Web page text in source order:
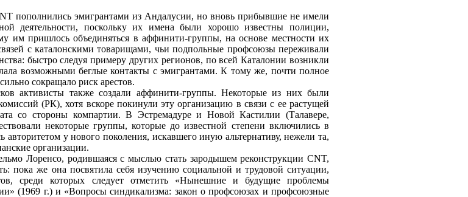
пополнились эмигрантами из Андалусии, но вновь прибывшие не имели
деятельности, поскольку их имена были хорошо известны полиции,
им пришлось объединяться в аффинити-группы, на основе местности их
с каталонскими товарищами, чьи подпольные профсоюзы переживали
быстро следуя примеру других регионов, по всей Каталонии возникли
возможными беглые контакты с эмигрантами. К тому же, почти полное
сокращало риск арестов.
активисты также создали аффинити-группы. Некоторые из них были
(РК), хотя вскоре покинули эту организацию в связи с ее растущей
со стороны компартии. В Эстремадуре и Новой Кастилии (Талавере,
некоторые группы, которые до известной степени включились в
авторитетом у нового поколения, искавшего иную альтернативу, нежели та,
организации.
Лоренсо, родившаяся с мыслью стать зародышем реконструкции CNT,
пока же она посвятила себя изучению социальной и трудовой ситуации,
среди которых следует отметить «Нынешние и будущие проблемы
(1969 г.) и «Вопросы синдикализма: закон о профсоюзах и профсоюзные